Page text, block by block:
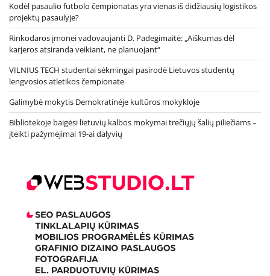
Kodėl pasaulio futbolo čempionatas yra vienas iš didžiausių logistikos
projektų pasaulyje?
Rinkodaros įmonei vadovaujanti D. Padegimaitė: „Aiškumas dėl
karjeros atsiranda veikiant, ne planuojant“
VILNIUS TECH studentai sėkmingai pasirodė Lietuvos studentų
lengvosios atletikos čempionate
Galimybė mokytis Demokratinėje kultūros mokykloje
Bibliotekoje baigėsi lietuvių kalbos mokymai trečiųjų šalių piliečiams –
įteikti pažymėjimai 19-ai dalyvių